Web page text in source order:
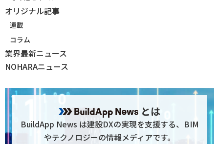
オリジナル記事
連載
コラム
業界最新ニュース
NOHARAニュース
とは
BuildApp News は建設DXの実現を支援する、BIM
やテクノロジーの情報メディアです。